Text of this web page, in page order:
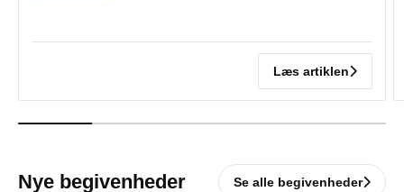
Læs artiklen
Nye begivenheder Se alle begivenheder